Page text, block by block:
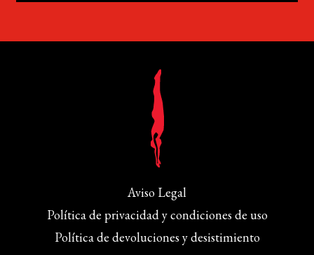
Aviso Legal
Política de privacidad y condiciones de uso
Política de devoluciones y desistimiento